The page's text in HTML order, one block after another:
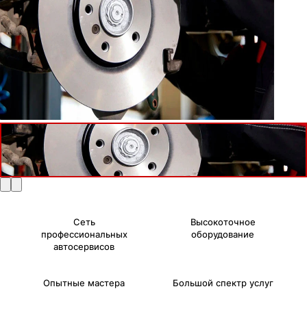
Сеть
профессиональных
автосервисов
Высокоточное
оборудование
Опытные мастера Большой спектр услуг